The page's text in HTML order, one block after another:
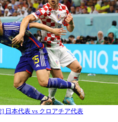
日本代表 vs クロアチア代表